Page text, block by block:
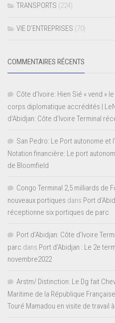
TRANSPORTS (224)
VIE D’ENTREPRISES (70)
COMMENTAIRES RÉCENTS
Côte d'Ivoire: Hien Sié « vend »
corps diplomatique accrédités |
d’Abidjan: Côte d’Ivoire Terminal
San Pedro: Le Port autonome et
Notation financière: Le port
de Bloomfield
Congo Terminal 2,5 milliards de
nouveaux portiques dans Port
réceptionne six portiques de parc
Port d'Abidjan: Côte d’Ivoire
parc dans Port d’Abidjan : Le 2e
novembre2022
Arstm/ Distinction: Le Dg fait
Maritime de la République Française
Touré Mamadou en visite de travail à